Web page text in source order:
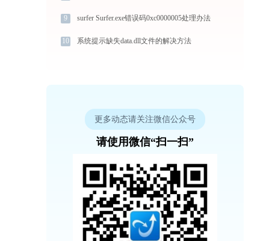
9 surfer Surfer.exe错误码0xc0000005处理办法
10 系统提示缺失data.dll文件的解决方法
更多动态请关注微信公众号
请使用微信“扫一扫”